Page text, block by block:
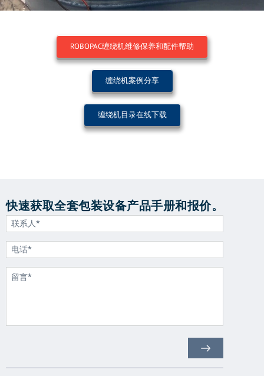
ROBOPAC缠绕机维修保养和配件帮助
缠绕机案例分享
缠绕机目录在线下载
快速获取全套包装设备产品手册和报价。